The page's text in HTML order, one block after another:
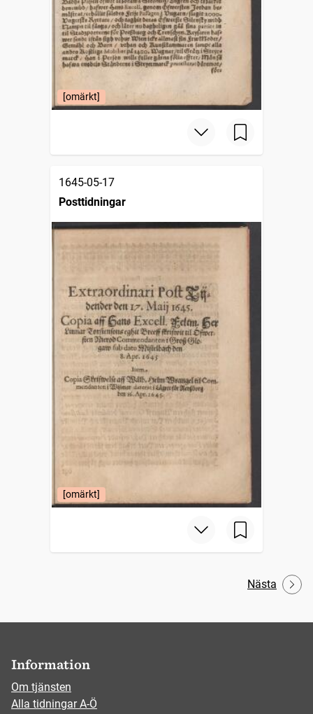
[omärkt]
1645-05-17
Posttidningar
[omärkt]
Nästa
Information
Om tjänsten
Alla tidningar A-Ö